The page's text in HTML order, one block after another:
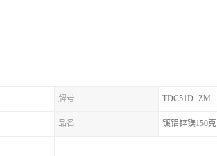
牌号 TDC51D+ZM
品名 镀铝锌镁150克